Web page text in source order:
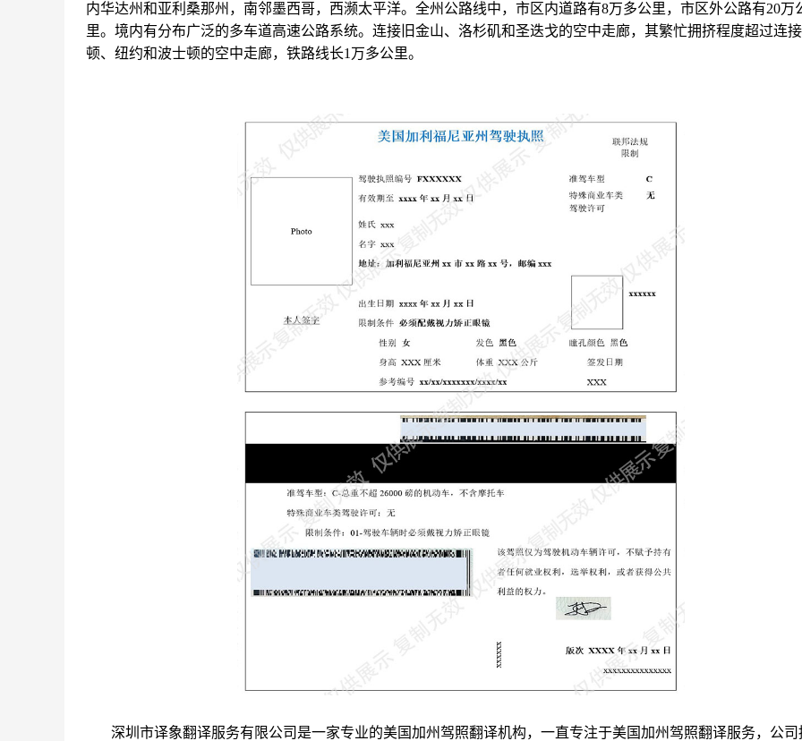
内华达州和亚利桑那州，南邻墨西哥，西濒太平洋。全州公路线中，市区内道路有8万多公里，市区外公路有20万
里。境内有分布广泛的多车道高速公路系统。连接旧金山、洛杉矶和圣迭戈的空中走廊，其繁忙拥挤程度超过连
顿、纽约和波士顿的空中走廊，铁路线长1万多公里。
深圳市译象翻译服务有限公司是一家专业的美国加州驾照翻译机构，一直专注于美国加州驾照翻译服务，公司